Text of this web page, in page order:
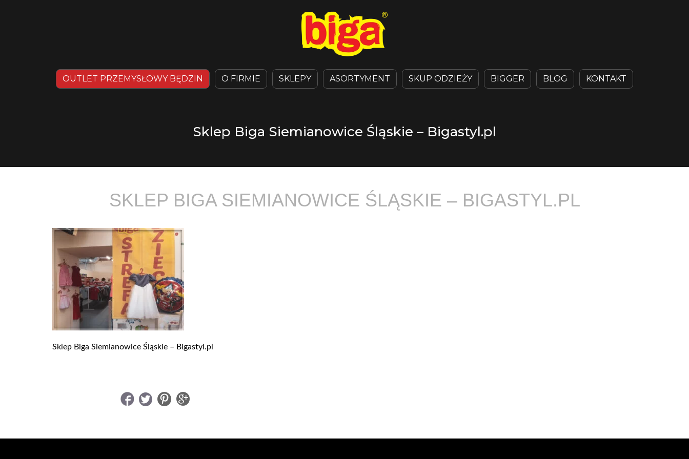
OUTLET PRZEMYSŁOWY BĘDZIN O FIRMIE SKLEPY ASORTYMENT SKUP ODZIEŻY BIGGER BLOG KONTAKT
Sklep Biga Siemianowice Śląskie – Bigastyl.pl
SKLEP BIGA SIEMIANOWICE ŚLĄSKIE – BIGASTYL.PL
Sklep Biga Siemianowice Śląskie – Bigastyl.pl